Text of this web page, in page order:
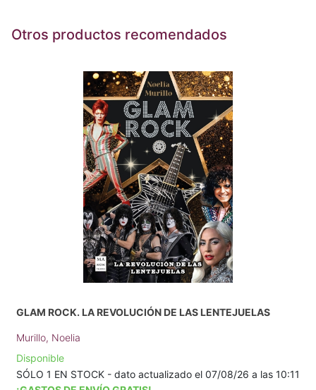
Otros productos recomendados
GLAM ROCK. LA REVOLUCIÓN DE LAS LENTEJUELAS
Murillo, Noelia
Disponible
SÓLO 1 EN STOCK - dato actualizado el 07/08/26 a las 10:11